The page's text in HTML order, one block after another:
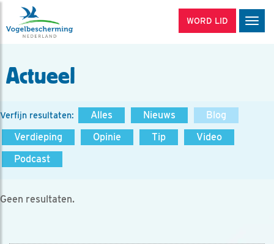
WORD LID
Actueel
Verfijn resultaten: Alles Nieuws
Blog
Verdieping
Opinie Tip
Video
Podcast
Geen resultaten.